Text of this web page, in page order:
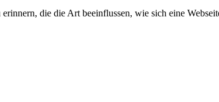
die die Art beeinflussen, wie sich eine